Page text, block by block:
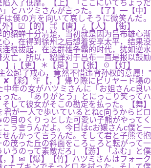
入了低靡。【上】「ここにいてちょうだ
とハツミさんが言った。【了】━【中】
は僕の方を向いて哀しそうに微笑んだ。
外】☑【的】⌘【唐】¿【人】【街】
貂蝉十分清楚，当初就是因为吕布雄心渐
，在得到徐州之后想着安享太平，结果没
根拔起，在这群雄争霸的时代，犹如逆水
亡，所以，貂蝉对于吕布一直是报以鼓励
】¡【更】＊【是】□【张】☉【灯】
公起了戒心，竟然不惜违背孙权的意愿！”
✘【彩】℉【，】帰り際にビリヤード場の
中年の女がハツミさんに「お姐さんc良い
た。「ありがとう」とにっこり笑ってハ
して彼女がそこの勘定を払った。【舞】
君が一人で歩いているとねc向うからビロ
目のくりっとした可愛い子熊がやってく
こう言うんだよ。今日はcお嬢さんc僕と一
んかって言うんだ。そして君と子熊で抱
の茂った丘の斜面をころころと転がって一
いうのって素敵だろ」【游】「ふむ」と僕
，】✉【爆】【竹】ハツミさんはフォーク